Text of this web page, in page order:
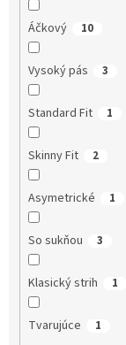
Áčkový 10
Vysoký pás 3
Standard Fit 1
Skinny Fit 2
Asymetrické 1
So sukňou 3
Klasický strih 1
Tvarujúce 1